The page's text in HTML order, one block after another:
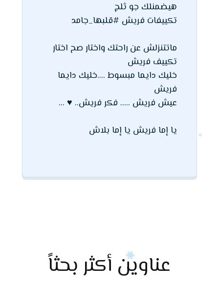
هيضمنلك جو ثلج
تكييفات فريش #قلبها_جامد
ماتتنزلش عن راحتك واختار صح اختار
تكييف فريش
خليك دايما مبسوط ....خليك دايما
فريش
عيش فريش ..... فكر فريش.. ♥ ...
يا إما فريش يا إما بلاش
عناوين أكثر بحثاً